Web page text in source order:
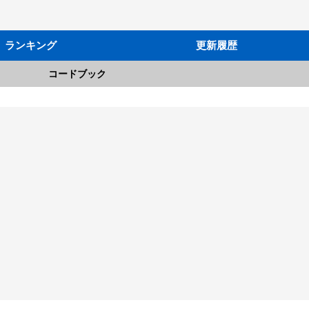
ランキング 更新履歴
コードブック